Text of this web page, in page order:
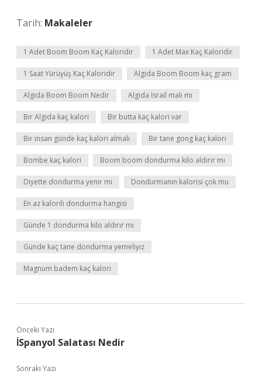
Tarih: Makaleler
1 Adet Boom Boom Kaç Kaloridir 1 Adet Max Kaç Kaloridir
1 Saat Yürüyüş Kaç Kaloridir Algida Boom Boom kaç gram
Algida Boom Boom Nedir Algida İsrail malı mı
Bir Algida kaç kalori Bir butta kaç kalori var
Bir insan günde kaç kalori almalı Bir tane gong kaç kalori
Bombe kaç kalori Boom boom dondurma kilo aldırır mı
Diyette dondurma yenir mi Dondurmanın kalorisi çok mu
En az kalorili dondurma hangisi
Günde 1 dondurma kilo aldırır mı
Günde kaç tane dondurma yemeliyiz
Magnum badem kaç kalori
Önceki Yazı
İSpanyol Salatası Nedir
Sonraki Yazı